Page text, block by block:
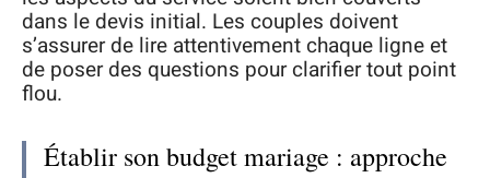
dans le devis initial. Les couples doivent
s’assurer de lire attentivement chaque ligne et
de poser des questions pour clarifier tout point
flou.
Établir son budget mariage : approche